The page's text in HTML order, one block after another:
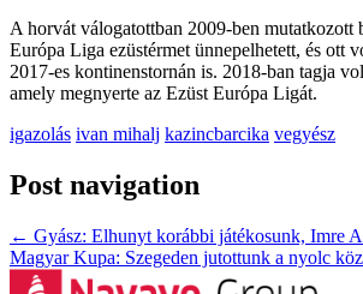
A horvát válogatottban 2009-ben mutatkozott
Európa Liga ezüstérmet ünnepelhetett, és ott
2017-es kontinenstornán is. 2018-ban tagja
amely megnyerte az Ezüst Európa Ligát.
igazolás ivan mihalj kazincbarcika vegyész
Post navigation
← Gyász: Elhunyt korábbi játékosunk, Imre
Magyar Kupa: Szegeden jutottunk a nyolc